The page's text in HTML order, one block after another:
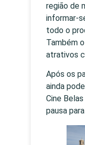
região de
informar-
todo o
Também
atrativos
Após os
ainda
Cine
pausa